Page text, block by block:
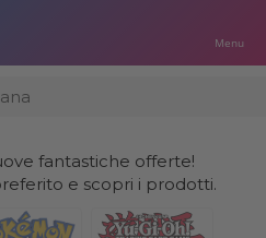
Menu
fantastiche offerte!
e scopri i prodotti.